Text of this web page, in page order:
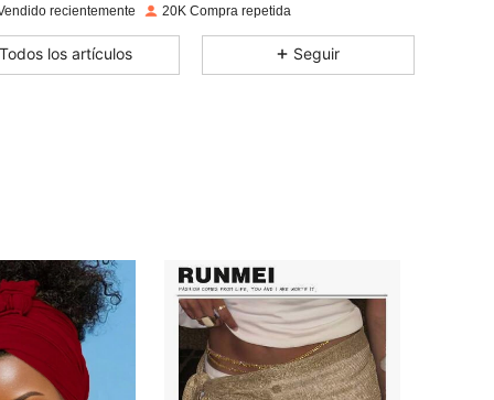
4,84 211 1.7K
4,84 1.7K
recientemente 20K Compra repetida
Todos los artículos Seguir